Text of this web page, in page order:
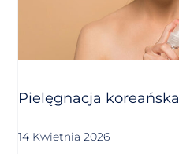
Pielęgnacja koreańska
14 Kwietnia 2026